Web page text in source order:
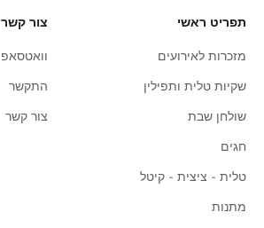
תפריט ראשי
מזכרות לאירועים
שקיות טלית ותפילין
שולחן שבת
חגים
טלית - ציצית - קיטל
מתנות
צור קשר
וואטסאפ
התקשר
צור קשר